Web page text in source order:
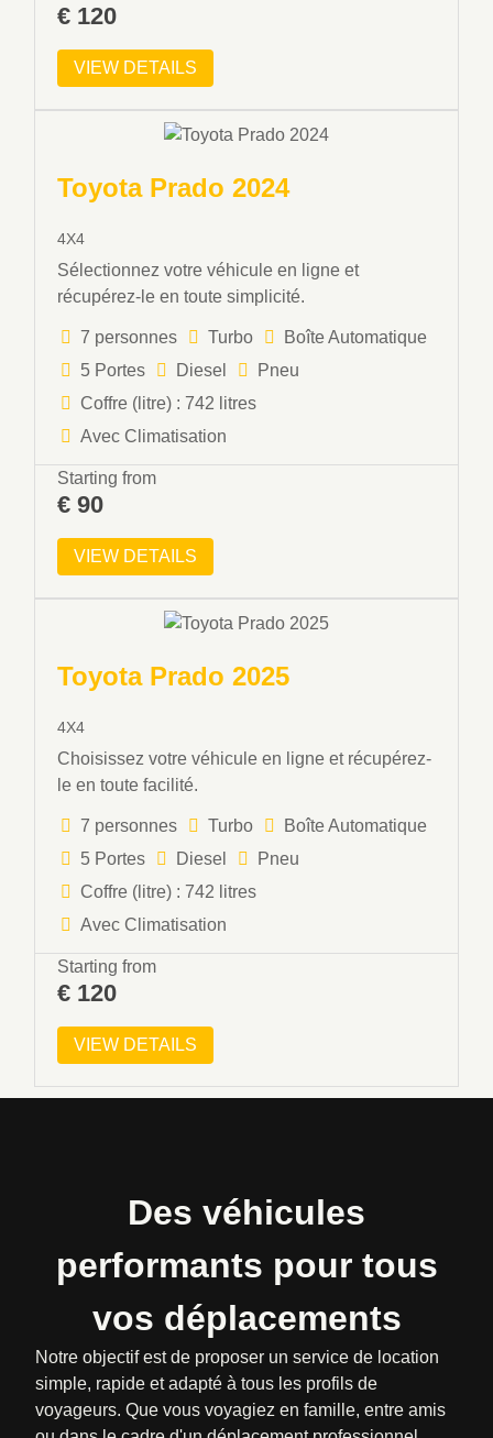
€ 120
VIEW DETAILS
Toyota Prado 2024
4X4
Sélectionnez votre véhicule en ligne et
récupérez-le en toute simplicité.
7 personnes Turbo
Boîte Automatique
5 Portes
Diesel
Pneu
Coffre (litre) : 742 litres
Avec Climatisation
Starting from
€ 90
VIEW DETAILS
Toyota Prado 2025
4X4
Choisissez votre véhicule en ligne et récupérez-
le en toute facilité.
7 personnes Turbo
Boîte Automatique
5 Portes
Diesel
Pneu
Coffre (litre) : 742 litres
Avec Climatisation
Starting from
€ 120
VIEW DETAILS
Des véhicules
performants pour tous
vos déplacements
Notre objectif est de proposer un service de location
simple, rapide et adapté à tous les profils de
voyageurs. Que vous voyagiez en famille, entre amis